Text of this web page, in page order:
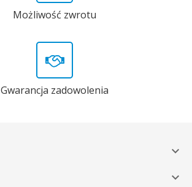
Możliwość zwrotu
Gwarancja zadowolenia

